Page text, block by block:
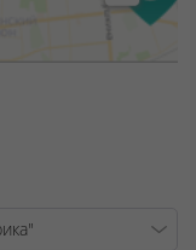
лицензия
№ 448/6, от